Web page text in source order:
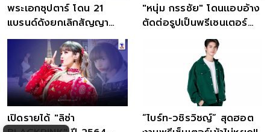
พระเอกซุปตาร์ โดน 21
แบรนด์ดังยกเลิกสัญญา
หลังเลี่ยงภาษีถูกปรับ 500
"หนุ่ม กรรชัย" โดนเเอบอ้าง
ตัดต่อรูปเป็นพรีเซนเตอร์
เปิดรายได้ "ลิซ่า
“ไบร์ท-วชิรวิชญ์” สุดฮอต